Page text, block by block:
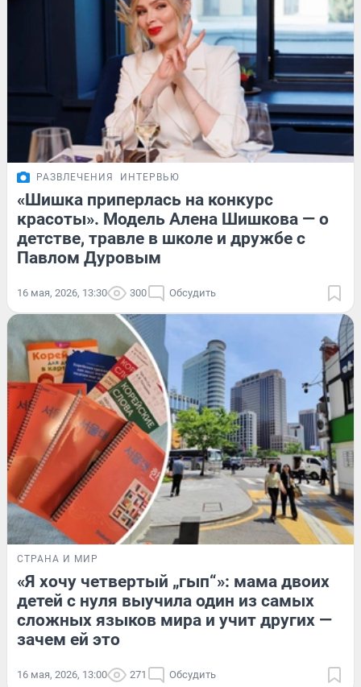
РАЗВЛЕЧЕНИЯ ИНТЕРВЬЮ
«Шишка приперлась на конкурс
красоты». Модель Алена Шишкова — о
детстве, травле в школе и дружбе с
Павлом Дуровым
16 мая, 2026, 13:30 300 Обсудить
СТРАНА И МИР
«Я хочу четвертый „гып“»: мама двоих
детей с нуля выучила один из самых
сложных языков мира и учит других —
зачем ей это
16 мая, 2026, 13:00 271 Обсудить